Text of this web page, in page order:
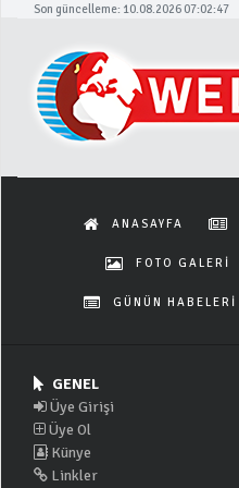
Son güncelleme: 10.08.2026 07:02:47
ANASAYFA
FOTO GALERİ
GÜNÜN HABELERİ
GENEL
Üye Girişi
Üye Ol
Künye
Linkler